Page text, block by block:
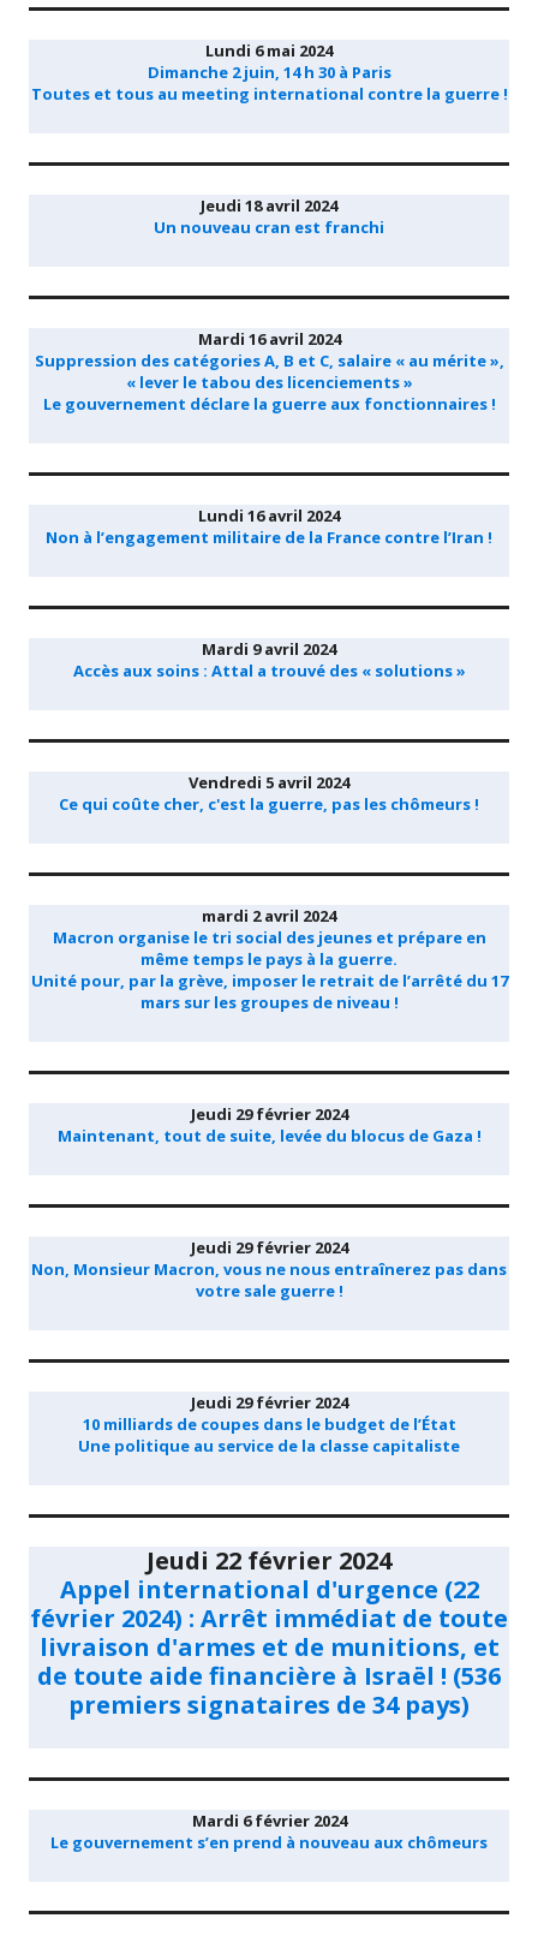
Lundi 6 mai 2024
Dimanche 2 juin, 14 h 30 à Paris
Toutes et tous au meeting international contre la guerre !
Jeudi 18 avril 2024
Un nouveau cran est franchi
Mardi 16 avril 2024
Suppression des catégories A, B et C, salaire « au mérite »,
« lever le tabou des licenciements »
Le gouvernement déclare la guerre aux fonctionnaires !
Lundi 16 avril 2024
Non à l’engagement militaire de la France contre l’Iran !
Mardi 9 avril 2024
Accès aux soins : Attal a trouvé des « solutions »
Vendredi 5 avril 2024
Ce qui coûte cher, c'est la guerre, pas les chômeurs !
mardi 2 avril 2024
Macron organise le tri social des jeunes et prépare en
même temps le pays à la guerre.
Unité pour, par la grève, imposer le retrait de l’arrêté du 17
mars sur les groupes de niveau !
Jeudi 29 février 2024
Maintenant, tout de suite, levée du blocus de Gaza !
Jeudi 29 février 2024
Non, Monsieur Macron, vous ne nous entraînerez pas dans
votre sale guerre !
Jeudi 29 février 2024
10 milliards de coupes dans le budget de l’État
Une politique au service de la classe capitaliste
Jeudi 22 février 2024
Appel international d'urgence (22
février 2024) : Arrêt immédiat de toute
livraison d'armes et de munitions, et
de toute aide financière à Israël ! (536
premiers signataires de 34 pays)
Mardi 6 février 2024
Le gouvernement s’en prend à nouveau aux chômeurs